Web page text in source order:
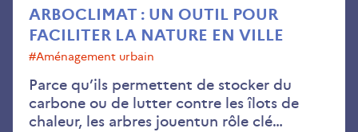
ARBOCLIMAT : UN OUTIL POUR
FACILITER LA NATURE EN VILLE
#aménagement urbain
Parce qu’ils permettent de stocker du
carbone ou de lutter contre les îlots de
chaleur, les arbres jouentun rôle clé…